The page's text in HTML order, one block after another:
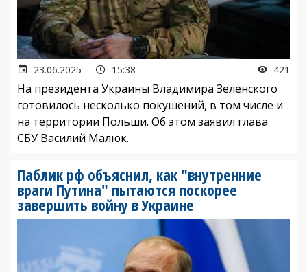
23.06.2025 15:38 421
На президента Украины Владимира Зеленского
готовилось несколько покушений, в том числе и
на территории Польши. Об этом заявил глава
СБУ Василий Малюк.
Паблик рф объяснил, как "внутренние
враги Путина" пытаются поскорее
завершить войну в Украине